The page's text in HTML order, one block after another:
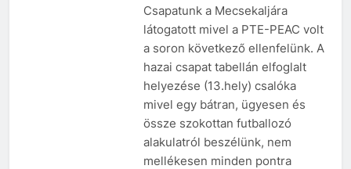
Csapatunk a Mecsekaljára
látogatott mivel a PTE-PEAC volt
a soron következő ellenfelünk. A
hazai csapat tabellán elfoglalt
helyezése (13.hely) csalóka
mivel egy bátran, ügyesen és
össze szokottan futballozó
alakulatról beszélünk, nem
mellékesen minden pontra